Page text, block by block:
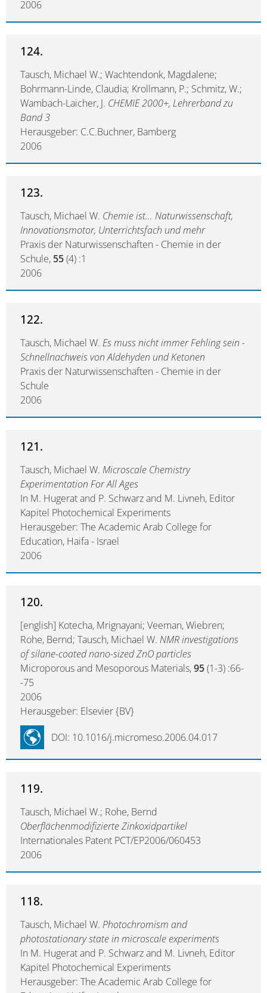
2006
124.
Tausch, Michael W.; Wachtendonk, Magdalene;
Bohrmann-Linde, Claudia; Krollmann, P.; Schmitz, W.;
Wambach-Laicher, J. CHEMIE 2000+, Lehrerband zu
Band 3
Herausgeber: C.C.Buchner, Bamberg
2006
123.
Tausch, Michael W. Chemie ist... Naturwissenschaft,
Innovationsmotor, Unterrichtsfach und mehr
Praxis der Naturwissenschaften - Chemie in der
Schule, 55(4) :1
2006
122.
Tausch, Michael W. Es muss nicht immer Fehling sein -
Schnellnachweis von Aldehyden und Ketonen
Praxis der Naturwissenschaften - Chemie in der
Schule
2006
121.
Tausch, Michael W. Microscale Chemistry
Experimentation For All Ages
In M. Hugerat and P. Schwarz and M. Livneh, Editor
Kapitel Photochemical Experiments
Herausgeber: The Academic Arab College for
Education, Haifa - Israel
2006
120.
[english] Kotecha, Mrignayani; Veeman, Wiebren;
Rohe, Bernd; Tausch, Michael W. NMR investigations
of silane-coated nano-sized ZnO particles
Microporous and Mesoporous Materials,95(1-3) :66-
-75
2006
Herausgeber: Elsevier {BV}
DOI: 10.1016/j.micromeso.2006.04.017
119.
Tausch, Michael W.; Rohe, Bernd
Oberflächenmodifizierte Zinkoxidpartikel
Internationales Patent PCT/EP2006/060453
2006
118.
Tausch, Michael W. Photochromism and
photostationary state in microscale experiments
In M. Hugerat and P. Schwarz and M. Livneh, Editor
Kapitel Photochemical Experiments
Herausgeber: The Academic Arab College for